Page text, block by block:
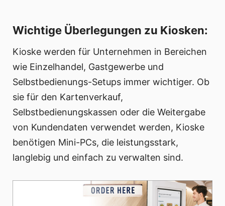
Wichtige Überlegungen zu Kiosken:
Kioske werden für Unternehmen in Bereichen
wie Einzelhandel, Gastgewerbe und
Selbstbedienungs-Setups immer wichtiger. Ob
sie für den Kartenverkauf,
Selbstbedienungskassen oder die Weitergabe
von Kundendaten verwendet werden, Kioske
benötigen Mini-PCs, die leistungsstark,
langlebig und einfach zu verwalten sind.